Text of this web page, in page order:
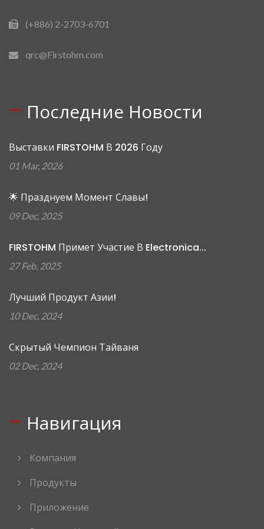
(+886) 2-2703-6701
qrc@Firstohm.com
Последние Новости
Выставки FIRSTOHM В 2026 Году
01 Mar, 2026
🌟 Празднуем Момент Славы!
09 Dec, 2025
FIRSTOHM Примет Участие В Electronica...
27 Feb, 2025
Лучший Продукт Азии!
10 Dec, 2024
Скрытый Чемпион Тайваня
02 Dec, 2024
Навигация
Компания
Продукты
Приложение